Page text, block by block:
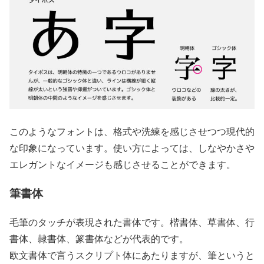
このようなフォントは、格式や洗練を感じさせつつ現代的
な印象になっています。使い方によっては、しなやかさや
エレガントなイメージも感じさせることができます。
筆書体
毛筆のタッチが表現された書体です。楷書体、草書体、行
書体、隷書体、篆書体などが代表的です。
欧文書体で言うスクリプト体にあたりますが、筆というと